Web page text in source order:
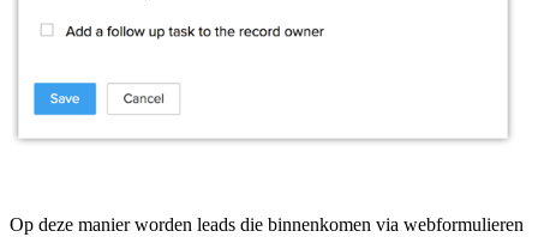
Op deze manier worden leads die binnenkomen via webformulieren